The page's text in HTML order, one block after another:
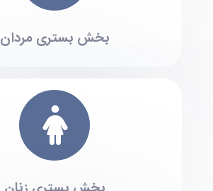
بخش بستری مردان